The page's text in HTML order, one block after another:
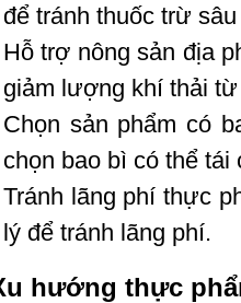
để tránh thuốc trừ
Hỗ trợ nông sản địa
giảm lượng khí thải
Chọn sản phẩm có
chọn bao bì có thể tái
Tránh lãng phí thực
lý để tránh lãng phí.
hướng thực